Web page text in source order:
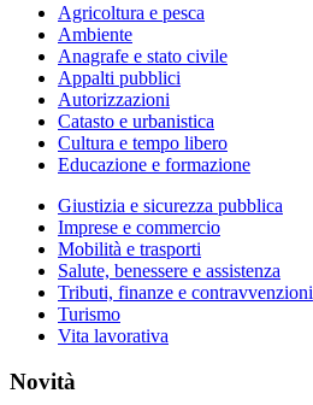
Agricoltura e pesca
Ambiente
Anagrafe e stato civile
Appalti pubblici
Autorizzazioni
Catasto e urbanistica
Cultura e tempo libero
Educazione e formazione
Giustizia e sicurezza pubblica
Imprese e commercio
Mobilità e trasporti
Salute, benessere e assistenza
Tributi, finanze e contravvenzioni
Turismo
Vita lavorativa
Novità